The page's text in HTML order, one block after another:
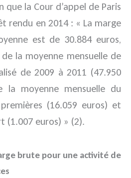
que la Cour d’appel de Paris
rendu en 2014 : « La marge
est de 30.884 euros,
la moyenne mensuelle de
de 2009 à 2011 (47.950
la moyenne mensuelle du
(16.059 euros) et
(1.007 euros) » (2).
brute pour une activité de